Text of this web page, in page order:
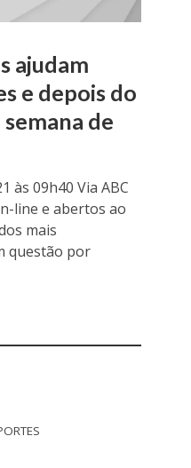
ajudam
e depois do
de
às 09h40 Via ABC
line e abertos ao
mais
questão por